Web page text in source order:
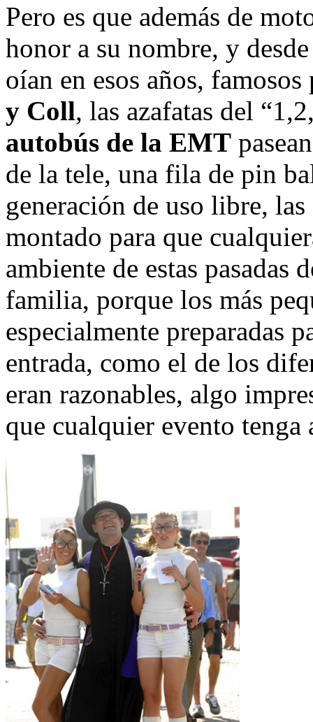
Pero es que además de
honor a su nombre, y
oían en esos años,
y Coll, las azafatas del
autobús de la EMT
de la tele, una fila de pin
generación de uso libre,
montado para que
ambiente de estas pasadas
familia, porque los más
especialmente preparadas
entrada, como el de los
eran razonables, algo
que cualquier evento